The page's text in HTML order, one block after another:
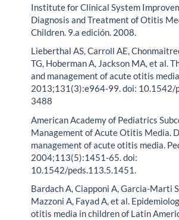
Institute for Clinical System
Diagnosis and Treatment of Otitis
Children. 9.a edición. 2008.
Lieberthal AS, Carroll AE,
TG, Hoberman A, Jackson MA, et al.
and management of acute otitis
2013;131(3):e964-99. doi: 10.1542/
3488
American Academy of Pediatrics
Management of Acute Otitis Media.
management of acute otitis media.
2004;113(5):1451-65. doi:
10.1542/peds.113.5.1451.
Bardach A, Ciapponi A, Garcia-Marti
Mazzoni A, Fayad A, et al.
otitis media in children of Latin